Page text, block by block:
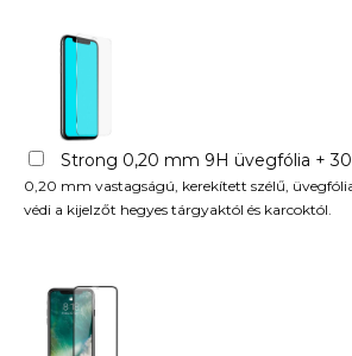
Strong 0,20 mm 9H üvegfólia +
0,20 mm vastagságú, kerekített szélű,
védi a kijelzőt hegyes tárgyaktól és karcoktól.